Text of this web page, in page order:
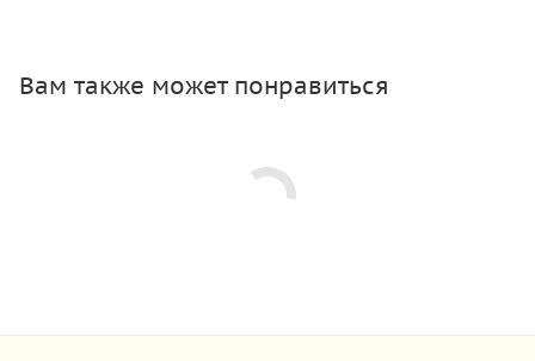
Вам также может понравиться